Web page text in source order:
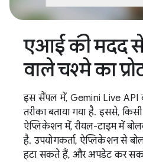
एआई की मदद
वाले चश्मे का
इस सैंपल में, Gemini Live API
तरीका बताया गया है. इससे,
ऐप्लिकेशन में, रीयल-टाइम में
है. उपयोगकर्ता, ऐप्लिकेशन से
हटा सकते हैं, और अपडेट कर